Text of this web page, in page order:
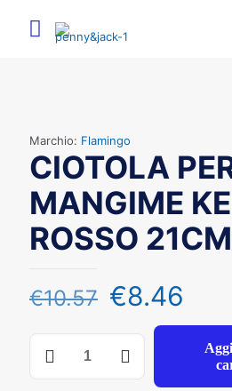
Marchio: Flamingo
CIOTOLA
MANGIME
ROSSO
€10.57 €8.46